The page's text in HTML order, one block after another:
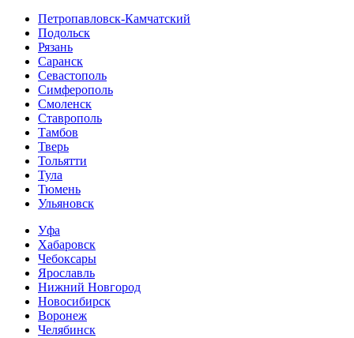
Петропавловск-Камчатский
Подольск
Рязань
Саранск
Севастополь
Симферополь
Смоленск
Ставрополь
Тамбов
Тверь
Тольятти
Тула
Тюмень
Ульяновск
Уфа
Хабаровск
Чебоксары
Ярославль
Нижний Новгород
Новосибирск
Воронеж
Челябинск